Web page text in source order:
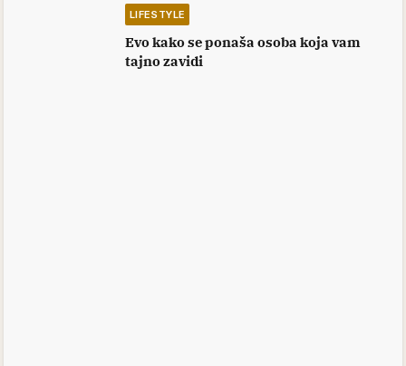
LIFESTYLE
Evo kako se ponaša osoba koja vam
tajno zavidi